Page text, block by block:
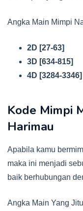
Angka Main Mimpi
2D [27-63]
3D [634-815]
4D [3284-3346]
Kode Mimpi
Harimau
Apabila kamu
maka ini menjadi
baik berhubungan
Angka Main Yang